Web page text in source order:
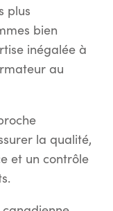
plus
bien
inégalée à
au
la qualité,
et un contrôle